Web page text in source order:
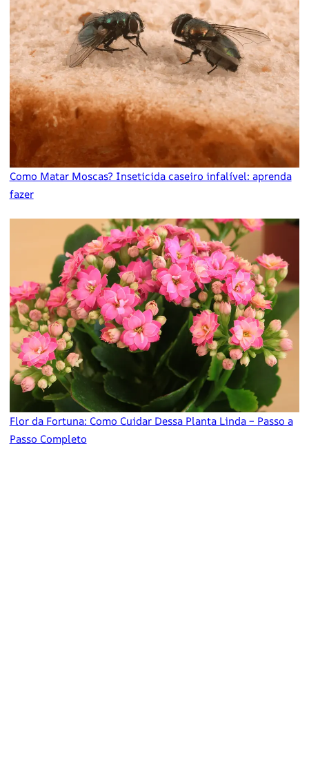
Como Matar Moscas? Inseticida caseiro infalível: aprenda
fazer
Flor da Fortuna: Como Cuidar Dessa Planta Linda – Passo a
Passo Completo